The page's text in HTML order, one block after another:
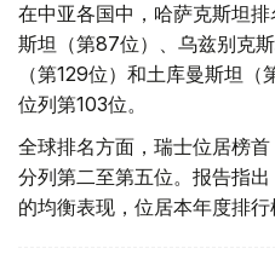
在中亚各国中，哈萨克斯坦
斯坦（第87位）、乌兹别克
（第129位）和土库曼斯坦
位列第103位。
全球排名方面，瑞士位居榜
分列第二至第五位。报告指
的均衡表现，位居本年度排行